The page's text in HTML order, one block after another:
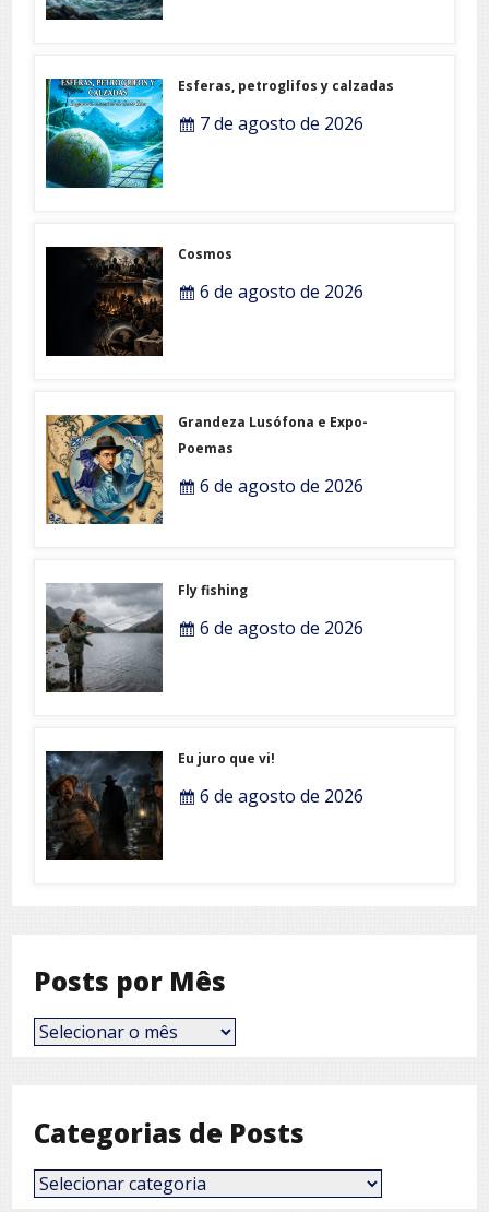
Esferas, petroglifos y calzadas
7 de agosto de 2026
Cosmos
6 de agosto de 2026
Grandeza Lusófona e Expo-
Poemas
6 de agosto de 2026
Fly fishing
6 de agosto de 2026
Eu juro que vi!
6 de agosto de 2026
Posts por Mês
Posts
por
Categorias de Posts
Categorias
de